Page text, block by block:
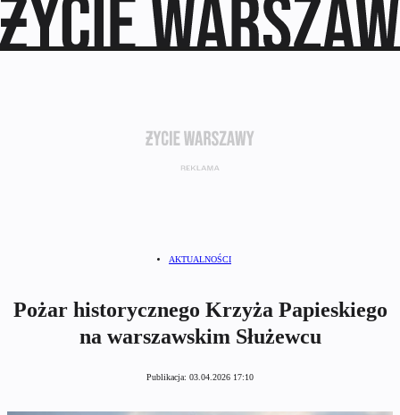
AKTUALNOŚCI
Pożar historycznego Krzyża Papieskiego
na warszawskim Służewcu
Publikacja: 03.04.2026 17:10